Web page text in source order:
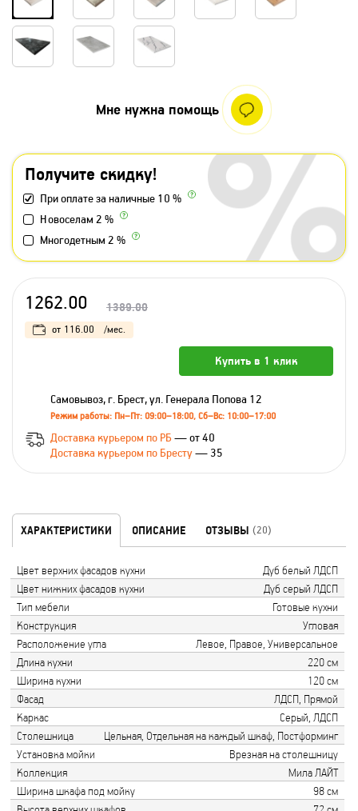
Получите скидку!
При оплате за наличные 10 %
Новоселам 2 %
Многодетным 2 %
Мне нужна помощь
1262.00 1389.00
от 116.00 /мес.
Купить в 1 клик
Самовывоз, г. Брест, ул. Генерала Попова 12
Режим работы: Пн–Пт: 09:00–18:00, Сб–Вс: 10:00–17:00
Доставка курьером по РБ — от 40
Доставка курьером по Бресту— 35
ХАРАКТЕРИСТИКИ ОПИСАНИЕ ОТЗЫВЫ (20)
Цвет верхних фасадов кухни
Дуб белый ЛДСП
Цвет нижних фасадов кухни
Дуб серый ЛДСП
Тип мебели
Готовые кухни
Конструкция
Угловая
Расположение угла
Левое, Правое, Универсальное
Длина кухни
220 см
Ширина кухни
120 см
Фасад
ЛДСП, Прямой
Каркас
Серый, ЛДСП
Столешница
Цельная, Отдельная на каждый шкаф, Постформинг
Установка мойки
Врезная на столешницу
Коллекция
Мила ЛАЙТ
Ширина шкафа под мойку
98 см